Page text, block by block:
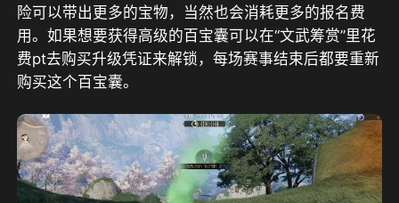
险可以带出更多的宝物，当然也会消耗更多的报名费
用。如果想要获得高级的百宝囊可以在“文武筹赏”里花
费pt去购买升级凭证来解锁，每场赛事结束后都要重新
购买这个百宝囊。